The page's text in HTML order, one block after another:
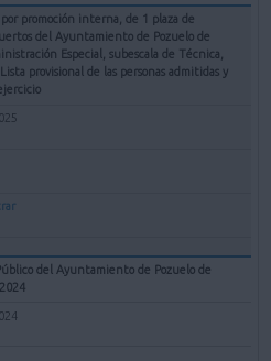
promoción interna, de 1 plaza de
del Ayuntamiento de Pozuelo de
Especial, subescala de Técnica,
provisional de las personas admitidas y
del Ayuntamiento de Pozuelo de